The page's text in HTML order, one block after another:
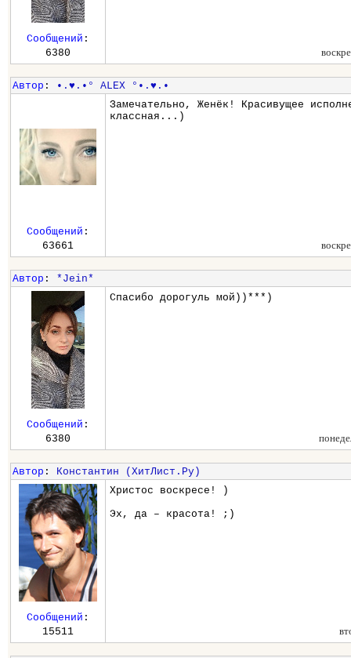
Сообщений :
6380
Автор :
•.♥.•° ALEX °•.♥.•
Замечательно, Женёк! Красивущее
классная...)
Сообщений :
63661
Автор : *Jein*
Спасибо дорогуль мой))***)
Сообщений :
6380
Автор : Константин (ХитЛист.Ру)
Христос воскресе! )
Эх, да – красота! ;)
Сообщений :
15511